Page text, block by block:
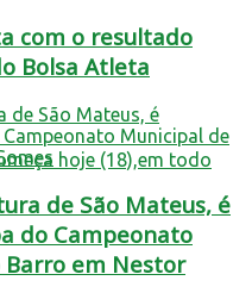
com o resultado
Bolsa Atleta
de São Mateus, é
do Campeonato
em Nestor